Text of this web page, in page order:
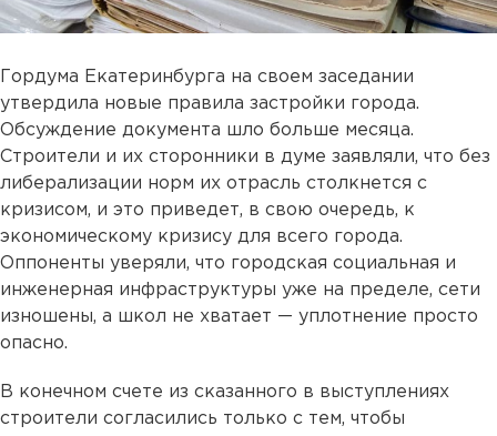
Гордума Екатеринбурга на своем заседании
утвердила новые правила застройки города.
Обсуждение документа шло больше месяца.
Строители и их сторонники в думе заявляли, что без
либерализации норм их отрасль столкнется с
кризисом, и это приведет, в свою очередь, к
экономическому кризису для всего города.
Оппоненты уверяли, что городская социальная и
инженерная инфраструктуры уже на пределе, сети
изношены, а школ не хватает — уплотнение просто
опасно.
В конечном счете из сказанного в выступлениях
строители согласились только с тем, чтобы